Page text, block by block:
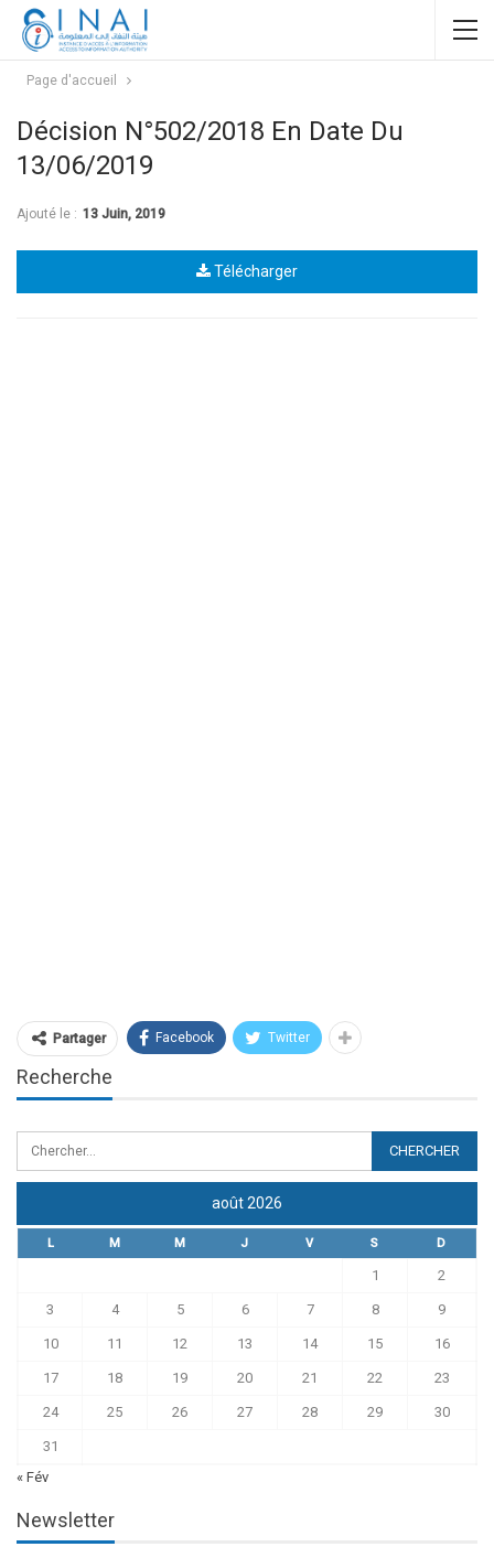
Page d'accueil
Décision N°502/2018 En Date Du
13/06/2019
Ajouté le : 13 Juin, 2019
Télécharger
Partager Facebook Twitter
Recherche
août 2026
L M M J V S D
1 2
3 4 5 6 7 8 9
10 11 12 13 14 15 16
17 18 19 20 21 22 23
24 25 26 27 28 29 30
31
« Fév
Newsletter